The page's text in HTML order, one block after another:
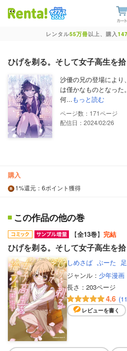
レンタル55万冊以上、購入
ひげを剃る。そして女子高生を拾
沙優の兄の登場により
は僅かなものとなっ
何...もっと読む
171
配信日：2024/02/26
購入
1%還元 ：6ポイント獲得
この作品の他の巻
【全13巻】 完結
ひげを剃る。そして女子高生を拾
しめさば ぶーた
ジャンル： 少年漫画
長さ： 203ページ
4.6
レビューを書く